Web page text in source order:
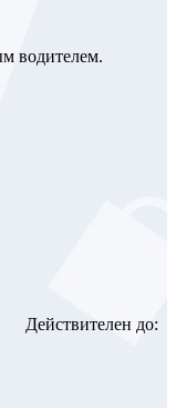
водителем.
Действителен до: